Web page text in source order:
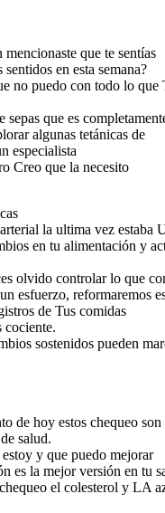
que te sentías
en esta semana?
no puedo con todo lo que
sepas que es
algunas tetánicas de
especialista
Creo que la necesito
la ultima vez estaba
en tu alimentación y
olvido controlar lo que
esfuerzo, reformaremos
de Tus comidas
cociente.
sostenidos pueden
de hoy estos chequeo son
salud.
y que puedo mejorar
es la mejor versión en tu
el colesterol y LA